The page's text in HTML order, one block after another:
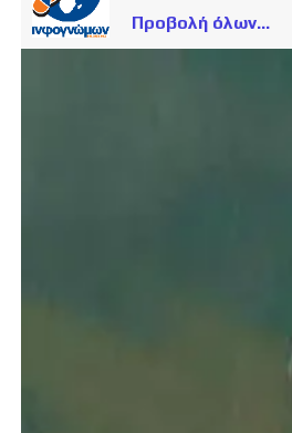
Προβολή όλων